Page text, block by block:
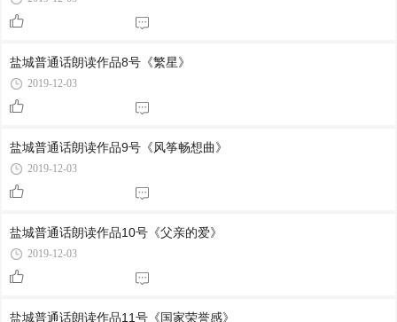
盐城普通话朗读作品8号《繁星》
2019-12-03
盐城普通话朗读作品9号《风筝畅想曲》
2019-12-03
盐城普通话朗读作品10号《父亲的爱》
2019-12-03
盐城普通话朗读作品11号《国家荣誉感》